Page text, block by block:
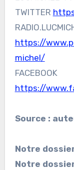
TWITTER
https://
michel/
FACEBOOK
https://
Source :
Notre
Notre